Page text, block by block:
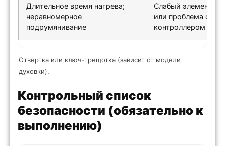
Длительное время нагрева;
неравномерное
подрумянивание
Слабый элемент,
или проблема с
контроллером
Отвертка или ключ-трещотка (зависит от модели
духовки).
Контрольный список
безопасности (обязательно к
выполнению)